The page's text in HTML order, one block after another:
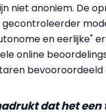
niet anoniem. De
en eerlijke"
online
bevooroordeeld
dat het